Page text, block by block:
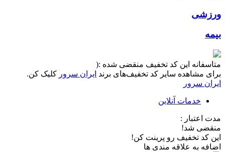
ورزشی
بیمه
متاسفانه این کد تخفیف منقضی شده :(
برای مشاهده سایر کد تخفیف‌های برند ایران سرور کلیک کن.
ایران سرور
خدمات آنلاین
مدت اعتبار :
منقضی شد!
این کد تخفیف رو پرینت کن!
اضافه به علاقه مندی ها